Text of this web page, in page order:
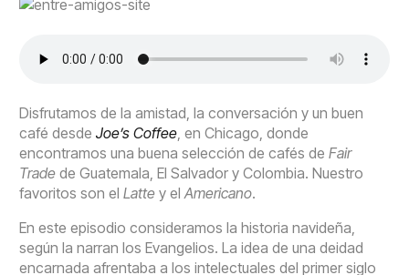
Disfrutamos de la amistad, la conversación y un buen
café desdeJoe’s Coffee , en Chicago, donde
encontramos una buena selección de cafés deFair
Trade de Guatemala, El Salvador y Colombia. Nuestro
favoritos son elLatte y elAmericano.
En este episodio consideramos la historia navideña,
según la narran los Evangelios. La idea de una deidad
encarnada afrentaba a los intelectuales del primer siglo